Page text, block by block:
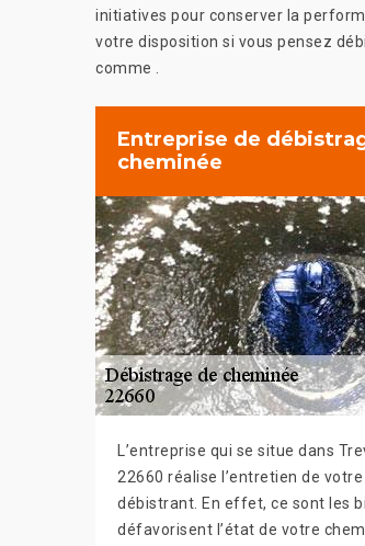
initiatives pour conserver la
votre disposition si vous pensez
comme .
Entreprise de
cheminée
L’entreprise qui se situe dans
22660 réalise l’entretien de
débistrant. En effet, ce sont les
défavorisent l’état de votre